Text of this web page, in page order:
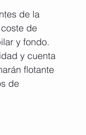
de la
de
y fondo.
y cuenta
flotante
de